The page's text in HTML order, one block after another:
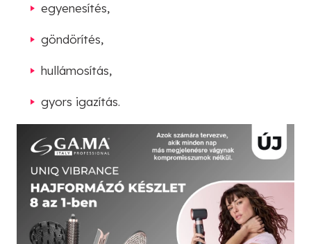
egyenesítés,
göndörítés,
hullámosítás,
gyors igazítás.